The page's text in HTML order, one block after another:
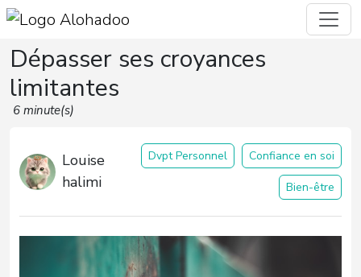
Dépasser ses croyances
limitantes
6 minute(s)
Louise
halimi
Dvpt Personnel Confiance en soi
Bien-être